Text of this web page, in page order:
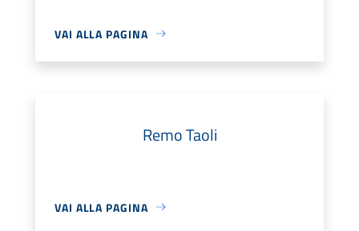
VAI ALLA PAGINA
Remo Taoli
VAI ALLA PAGINA